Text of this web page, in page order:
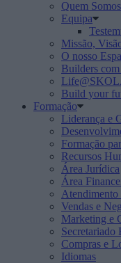
Quem Somos
Equipa
Missão,
O nosso
Builders
Build your
Formação
Liderança e
Formação
Recursos
Área Jurídica
Área
Atendimento
Vendas e
Marketing e
Secretariado
Compras e
Idiomas